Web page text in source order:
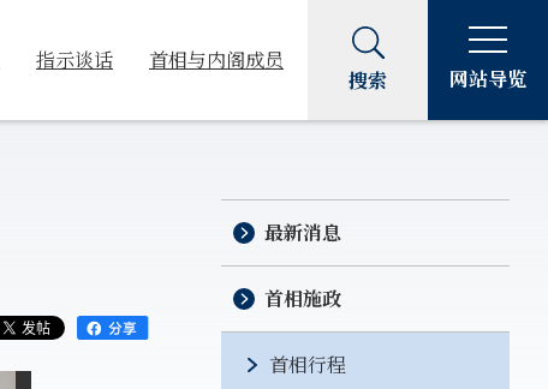
指示谈话 首相与内阁成员
搜索 网站导览
最新消息
首相施政
首相行程